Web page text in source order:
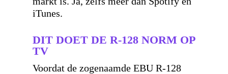
iTunes.
DIT DOET DE R-128 NORM OP
TV
Voordat de zogenaamde EBU R-128